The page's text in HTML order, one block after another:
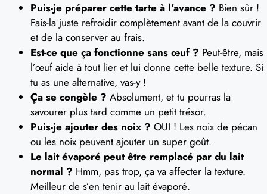
Puis-je préparer cette tarte à l’avance ? Bien sûr !
Fais-la juste refroidir complètement avant de la couvrir
et de la conserver au frais.
Est-ce que ça fonctionne sans œuf ? Peut-être, mais
l’œuf aide à tout lier et lui donne cette belle texture. Si
tu as une alternative, vas-y !
Ça se congèle ? Absolument, et tu pourras la
savourer plus tard comme un petit trésor.
Puis-je ajouter des noix ? OUI ! Les noix de pécan
ou les noix peuvent ajouter un super goût.
Le lait évaporé peut être remplacé par du lait
normal ? Hmm, pas trop, ça va affecter la texture.
Meilleur de s’en tenir au lait évaporé.